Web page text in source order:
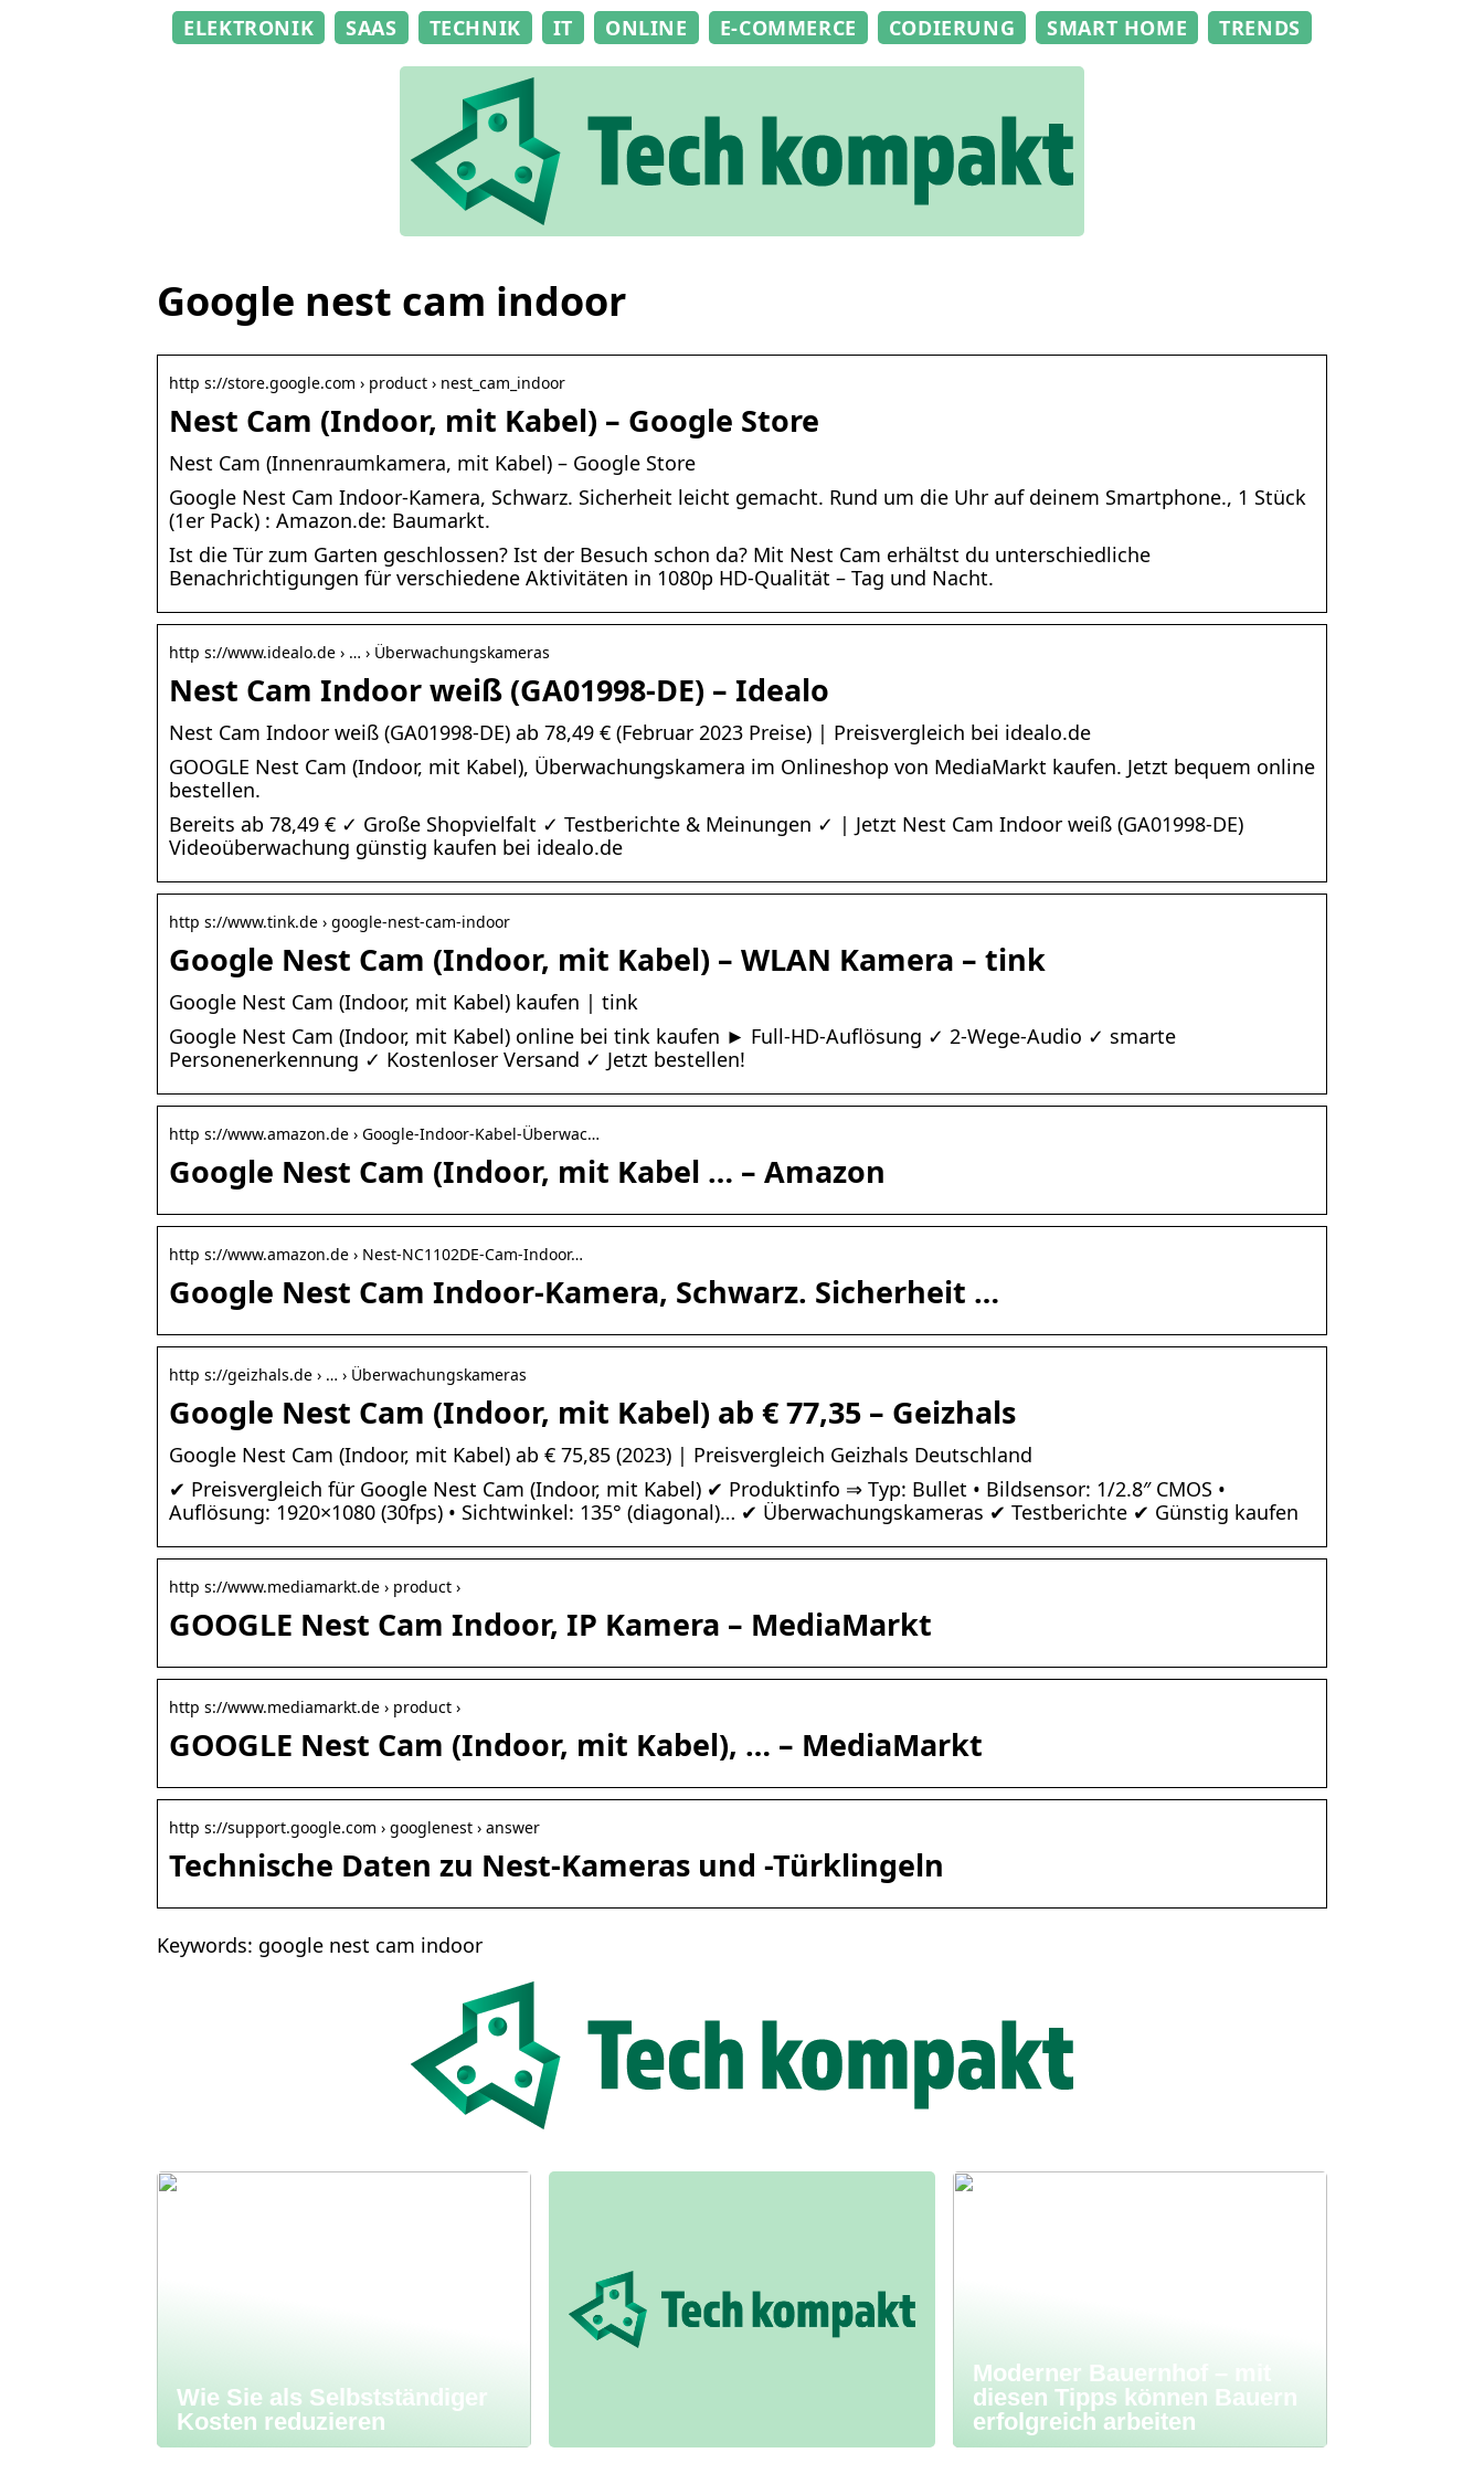
ELEKTRONIK SAAS TECHNIK IT ONLINE E-COMMERCE CODIERUNG SMART HOME TRENDS
Google nest cam indoor
http s://store.google.com › product › nest_cam_indoor
Nest Cam (Indoor, mit Kabel) – Google Store
Nest Cam (Innenraumkamera, mit Kabel) – Google Store
Google Nest Cam Indoor-Kamera, Schwarz. Sicherheit leicht gemacht. Rund um die Uhr auf deinem Smartphone., 1 Stück
(1er Pack) : Amazon.de: Baumarkt.
Ist die Tür zum Garten geschlossen? Ist der Besuch schon da? Mit Nest Cam erhältst du unterschiedliche
Benachrichtigungen für verschiedene Aktivitäten in 1080p HD-Qualität – Tag und Nacht.
http s://www.idealo.de › … › Überwachungskameras
Nest Cam Indoor weiß (GA01998-DE) – Idealo
Nest Cam Indoor weiß (GA01998-DE) ab 78,49 € (Februar 2023 Preise) | Preisvergleich bei idealo.de
GOOGLE Nest Cam (Indoor, mit Kabel), Überwachungskamera im Onlineshop von MediaMarkt kaufen. Jetzt bequem online
bestellen.
Bereits ab 78,49 € ✓ Große Shopvielfalt ✓ Testberichte & Meinungen ✓ | Jetzt Nest Cam Indoor weiß (GA01998-DE)
Videoüberwachung günstig kaufen bei idealo.de
http s://www.tink.de › google-nest-cam-indoor
Google Nest Cam (Indoor, mit Kabel) – WLAN Kamera – tink
Google Nest Cam (Indoor, mit Kabel) kaufen | tink
Google Nest Cam (Indoor, mit Kabel) online bei tink kaufen ► Full-HD-Auflösung ✓ 2-Wege-Audio ✓ smarte
Personenerkennung ✓ Kostenloser Versand ✓ Jetzt bestellen!
http s://www.amazon.de › Google-Indoor-Kabel-Überwac…
Google Nest Cam (Indoor, mit Kabel … – Amazon
http s://www.amazon.de › Nest-NC1102DE-Cam-Indoor…
Google Nest Cam Indoor-Kamera, Schwarz. Sicherheit …
http s://geizhals.de › … › Überwachungskameras
Google Nest Cam (Indoor, mit Kabel) ab € 77,35 – Geizhals
Google Nest Cam (Indoor, mit Kabel) ab € 75,85 (2023) | Preisvergleich Geizhals Deutschland
✔ Preisvergleich für Google Nest Cam (Indoor, mit Kabel) ✔ Produktinfo ⇒ Typ: Bullet • Bildsensor: 1/2.8″ CMOS •
Auflösung: 1920×1080 (30fps) • Sichtwinkel: 135° (diagonal)… ✔ Überwachungskameras ✔ Testberichte ✔ Günstig kaufen
http s://www.mediamarkt.de › product ›
GOOGLE Nest Cam Indoor, IP Kamera – MediaMarkt
http s://www.mediamarkt.de › product ›
GOOGLE Nest Cam (Indoor, mit Kabel), … – MediaMarkt
http s://support.google.com › googlenest › answer
Technische Daten zu Nest-Kameras und -Türklingeln
Keywords: google nest cam indoor
Wie Sie als Selbstständiger
Kosten reduzieren
Moderner Bauernhof – mit
diesen Tipps können Bauern
erfolgreich arbeiten